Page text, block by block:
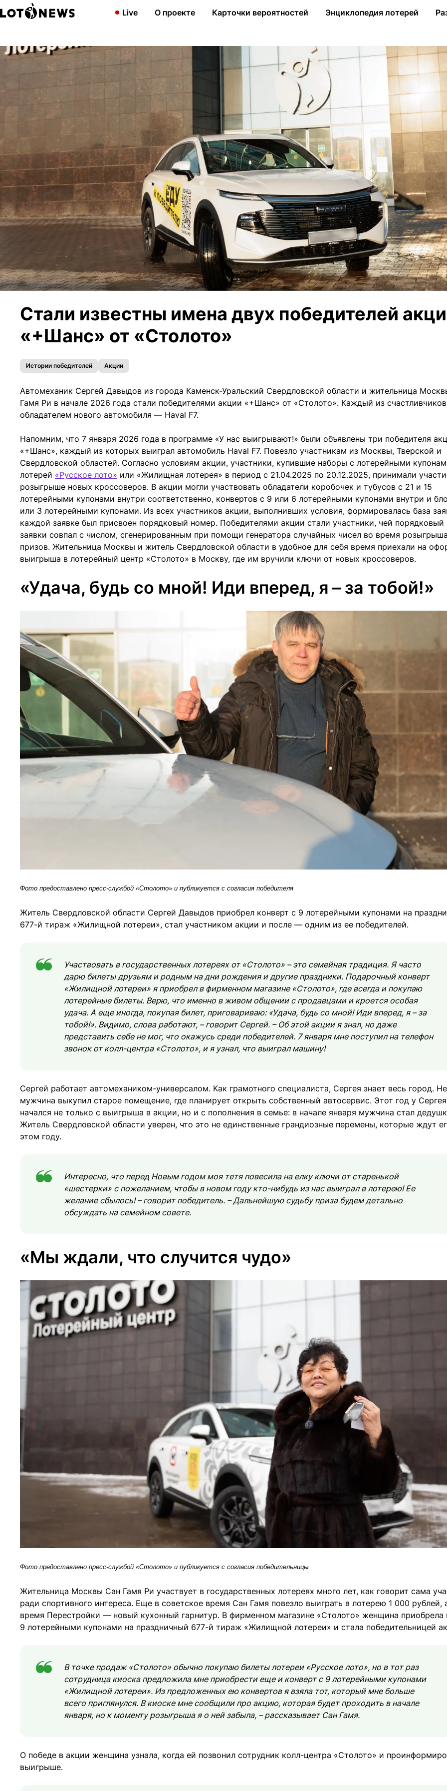
Live О проекте Карточки вероятностей Энциклопедия лотерей
Стали известны имена двух победителей
«+Шанс» от «Столото»
Истории победителей Акции
Автомеханик Сергей Давыдов из города Каменск-Уральский Свердловской области и жительница
Гамя Ри в начале 2026 года стали победителями акции «+Шанс» от «Столото». Каждый из
обладателем нового автомобиля — Haval F7.
Напомним, что 7 января 2026 года в программе «У нас выигрывают!» были объявлены три победителя
«+Шанс», каждый из которых выиграл автомобиль Haval F7. Повезло участникам из Москвы, Тверской и
Свердловской областей. Согласно условиям акции, участники, купившие наборы с лотерейными
лотерей «Русское лото» или «Жилищная лотерея» в период с 21.04.2025 по 20.12.2025, принимали
розыгрыше новых кроссоверов. В акции могли участвовать обладатели коробочек и тубусов с 21 и 15
лотерейными купонами внутри соответственно, конвертов с 9 или 6 лотерейными купонами внутри и
или 3 лотерейными купонами. Из всех участников акции, выполнивших условия, формировалась база
каждой заявке был присвоен порядковый номер. Победителями акции стали участники, чей
заявки совпал с числом, сгенерированным при помощи генератора случайных чисел во время
призов. Жительница Москвы и житель Свердловской области в удобное для себя время приехали на
выигрыша в лотерейный центр «Столото» в Москву, где им вручили ключи от новых кроссоверов.
«Удача, будь со мной! Иди вперед, я – за тобой!»
Фото предоставлено пресс-службой «Столото» и публикуется с согласия победителя
Житель Свердловской области Сергей Давыдов приобрел конверт с 9 лотерейными купонами на
677-й тираж «Жилищной лотереи», стал участником акции и после — одним из ее победителей.
Участвовать в государственных лотереях от «Столото» – это семейная традиция. Я часто
дарю билеты друзьям и родным на дни рождения и другие праздники. Подарочный конверт
«Жилищной лотереи» я приобрел в фирменном магазине «Столото», где всегда и покупаю
лотерейные билеты. Верю, что именно в живом общении с продавцами и кроется особая
удача. А еще иногда, покупая билет, приговариваю: «Удача, будь со мной! Иди вперед, я – за
тобой!». Видимо, слова работают, – говорит Сергей. – Об этой акции я знал, но даже
представить себе не мог, что окажусь среди победителей. 7 января мне поступил на телефон
звонок от колл-центра «Столото», и я узнал, что выиграл машину!
Сергей работает автомехаником-универсалом. Как грамотного специалиста, Сергея знает весь город.
мужчина выкупил старое помещение, где планирует открыть собственный автосервис. Этот год у Сергея
начался не только с выигрыша в акции, но и с пополнения в семье: в начале января мужчина стал
Житель Свердловской области уверен, что это не единственные грандиозные перемены, которые ждут
этом году.
Интересно, что перед Новым годом моя тетя повесила на елку ключи от старенькой
«шестерки» с пожеланием, чтобы в новом году кто-нибудь из нас выиграл в лотерею! Ее
желание сбылось! – говорит победитель. – Дальнейшую судьбу приза будем детально
обсуждать на семейном совете.
«Мы ждали, что случится чудо»
Фото предоставлено пресс-службой «Столото» и публикуется с согласия победительницы
Жительница Москвы Сан Гамя Ри участвует в государственных лотереях много лет, как говорит сама
ради спортивного интереса. Еще в советское время Сан Гамя повезло выиграть в лотерею 1 000 рублей,
время Перестройки — новый кухонный гарнитур. В фирменном магазине «Столото» женщина приобрела
9 лотерейными купонами на праздничный 677-й тираж «Жилищной лотереи» и стала победительницей
В точке продаж «Столото» обычно покупаю билеты лотереи «Русское лото», но в тот раз
сотрудница киоска предложила мне приобрести еще и конверт с 9 лотерейными купонами
«Жилищной лотереи». Из предложенных ею конвертов я взяла тот, который мне больше
всего приглянулся. В киоске мне сообщили про акцию, которая будет проходить в начале
января, но к моменту розыгрыша я о ней забыла, – рассказывает Сан Гамя.
О победе в акции женщина узнала, когда ей позвонил сотрудник колл-центра «Столото» и
выигрыше.